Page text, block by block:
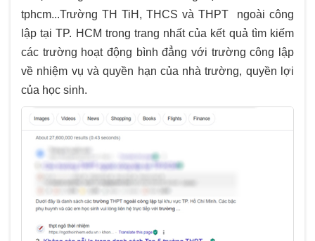
tphcm...Trường TH TiH, THCS và THPT ngoài công
lập tại TP. HCM trong trang nhất của kết quả tìm kiếm
các trường hoạt động bình đẳng với trường công lập
về nhiệm vụ và quyền hạn của nhà trường, quyền lợi
của học sinh.